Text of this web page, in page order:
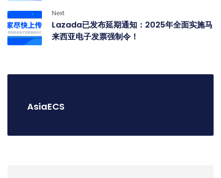
Next
Lazada已发布延期通知：2025年全面实施马
来西亚电子发票强制令！
AsiaECS